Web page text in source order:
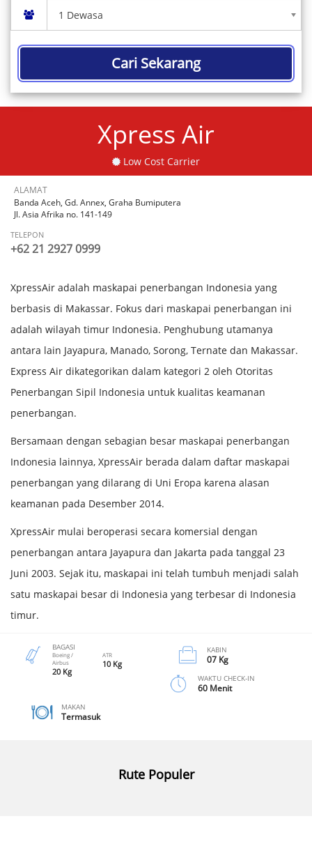
Cari Sekarang
Xpress Air
Low Cost Carrier
ALAMAT
Banda Aceh, Gd. Annex, Graha Bumiputera
Jl. Asia Afrika no. 141-149
TELEPON
+62 21 2927 0999
XpressAir adalah maskapai penerbangan Indonesia yang
berbasis di Makassar. Fokus dari maskapai penerbangan ini
adalah wilayah timur Indonesia. Penghubung utamanya
antara lain Jayapura, Manado, Sorong, Ternate dan Makassar.
Express Air dikategorikan dalam kategori 2 oleh Otoritas
Penerbangan Sipil Indonesia untuk kualitas keamanan
penerbangan.
Bersamaan dengan sebagian besar maskapai penerbangan
Indonesia lainnya, XpressAir berada dalam daftar maskapai
penerbangan yang dilarang di Uni Eropa karena alasan
keamanan pada Desember 2014.
XpressAir mulai beroperasi secara komersial dengan
penerbangan antara Jayapura dan Jakarta pada tanggal 23
Juni 2003. Sejak itu, maskapai ini telah tumbuh menjadi salah
satu maskapai besar di Indonesia yang terbesar di Indonesia
timur.
BAGASI
Boeing /
Airbus
20 Kg
ATR
10 Kg
KABIN
07 Kg
WAKTU CHECK-IN
60 Menit
MAKAN
Termasuk
Rute Populer